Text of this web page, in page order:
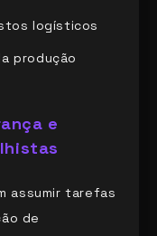
logísticos
produção
e
assumir tarefas
de